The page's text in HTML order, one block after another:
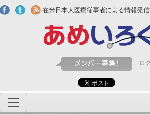
Skip to main content
在米日本人医療従事者による情報発信
ロ